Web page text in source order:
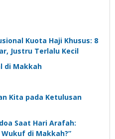
Kuota Haji Khusus: 8
Justru Terlalu Kecil
di Makkah
Kita pada Ketulusan
Saat Hari Arafah:
di Makkah?”